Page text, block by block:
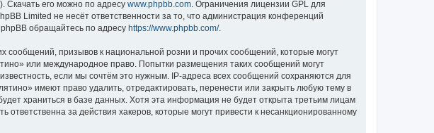
Скачать его можно по адресу www.phpbb.com . Ограничения лицензии GPL для
Limited не несёт ответственности за то, что администрация конференций
обращайтесь по адресу https://www.phpbb.com/.
сообщений, призывов к национальной розни и прочих сообщений, которые могут
или международное право. Попытки размещения таких сообщений могут
если мы сочтём это нужным. IP-адреса всех сообщений сохраняются для
имеют право удалить, отредактировать, перенести или закрыть любую тему в
храниться в базе данных. Хотя эта информация не будет открыта третьим лицам
за действия хакеров, которые могут привести к несанкционированному